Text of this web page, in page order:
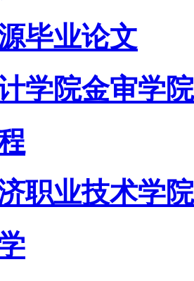
毕业论文
学院金审学院
职业技术学院